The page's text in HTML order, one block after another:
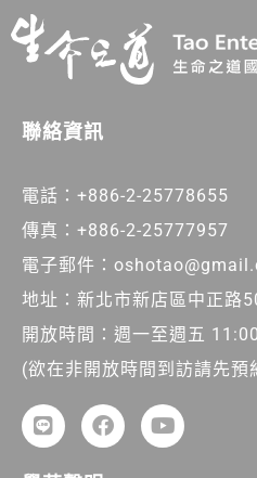
聯絡資訊
電話：+886-2-25778655
傳真：+886-2-25777957
電子郵件：
地址：新北市新店區中正路
開放時間：週一至週五
(欲在非開放時間到訪請先預